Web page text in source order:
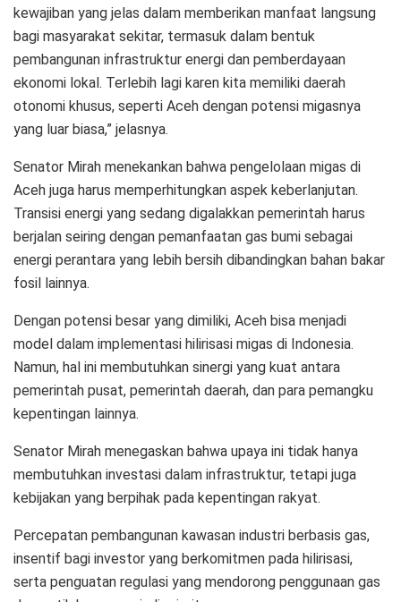
kewajiban yang jelas dalam memberikan manfaat langsung
bagi masyarakat sekitar, termasuk dalam bentuk
pembangunan infrastruktur energi dan pemberdayaan
ekonomi lokal. Terlebih lagi karen kita memiliki daerah
otonomi khusus, seperti Aceh dengan potensi migasnya
yang luar biasa,” jelasnya.
Senator Mirah menekankan bahwa pengelolaan migas di
Aceh juga harus memperhitungkan aspek keberlanjutan.
Transisi energi yang sedang digalakkan pemerintah harus
berjalan seiring dengan pemanfaatan gas bumi sebagai
energi perantara yang lebih bersih dibandingkan bahan bakar
fosil lainnya.
Dengan potensi besar yang dimiliki, Aceh bisa menjadi
model dalam implementasi hilirisasi migas di Indonesia.
Namun, hal ini membutuhkan sinergi yang kuat antara
pemerintah pusat, pemerintah daerah, dan para pemangku
kepentingan lainnya.
Senator Mirah menegaskan bahwa upaya ini tidak hanya
membutuhkan investasi dalam infrastruktur, tetapi juga
kebijakan yang berpihak pada kepentingan rakyat.
Percepatan pembangunan kawasan industri berbasis gas,
insentif bagi investor yang berkomitmen pada hilirisasi,
serta penguatan regulasi yang mendorong penggunaan gas